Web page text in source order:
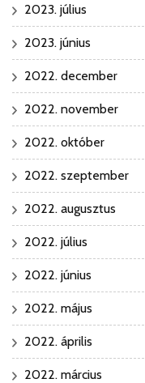
2023. július
2023. június
2022. december
2022. november
2022. október
2022. szeptember
2022. augusztus
2022. július
2022. június
2022. május
2022. április
2022. március